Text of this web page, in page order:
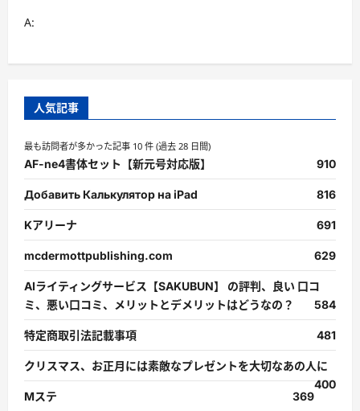
A:
人気記事
最も訪問者が多かった記事 10 件 (過去 28 日間)
AF-ne4書体セット【新元号対応版】 910
Добавить Калькулятор на iPad 816
Kアリーナ 691
mcdermottpublishing.com 629
AIライティングサービス【SAKUBUN】 の評判、良い 口コ
ミ、悪い口コミ、メリットとデメリットはどうなの？
584
特定商取引法記載事項 481
クリスマス、お正月には素敵なプレゼントを大切なあの人に
400
Mステ
369